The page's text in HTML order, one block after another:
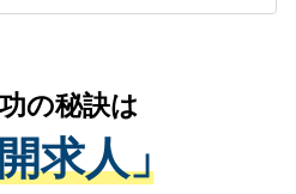
人データはご本人の許可
り扱いについての厳密な
た事業者のみに付与され
マークを取得済みです。
の医療機関の状況や紹介
ら、適切なアドバイスを
す。すぐにご転職をされ
的なサポートが可能です
の秘訣は
求人」